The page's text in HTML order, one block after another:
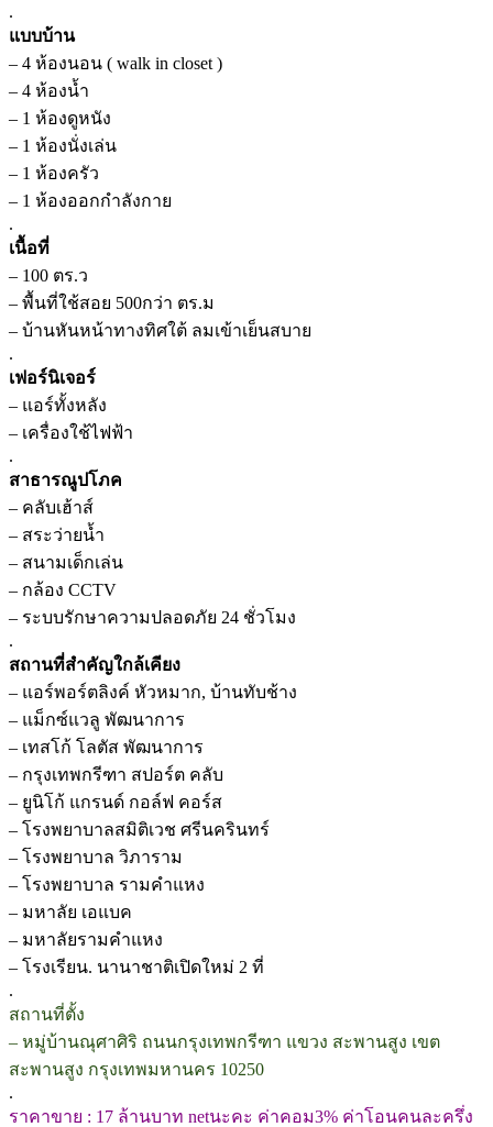
.
แบบบ้าน
– 4 ห้องนอน ( walk in closet )
– 4 ห้องน้ำ
– 1 ห้องดูหนัง
– 1 ห้องนั่งเล่น
– 1 ห้องครัว
– 1 ห้องออกกำลังกาย
.
เนื้อที่
– 100 ตร.ว
– พื้นที่ใช้สอย 500กว่า ตร.ม
– บ้านหันหน้าทางทิศใต้ ลมเข้าเย็นสบาย
.
เฟอร์นิเจอร์
– แอร์ทั้งหลัง
– เครื่องใช้ไฟฟ้า
.
สาธารณูปโภค
– คลับเฮ้าส์
– สระว่ายน้ำ
– สนามเด็กเล่น
– กล้อง CCTV
– ระบบรักษาความปลอดภัย 24 ชั่วโมง
.
สถานที่สำคัญใกล้เคียง
– แอร์พอร์ตลิงค์ หัวหมาก, บ้านทับช้าง
– แม็กซ์แวลู พัฒนาการ
– เทสโก้ โลตัส พัฒนาการ
– กรุงเทพกรีฑา สปอร์ต คลับ
– ยูนิโก้ แกรนด์ กอล์ฟ คอร์ส
– โรงพยาบาลสมิติเวช ศรีนครินทร์
– โรงพยาบาล วิภาราม
– โรงพยาบาล รามคำแหง
– มหาลัย เอแบค
– มหาลัยรามคำแหง
– โรงเรียน. นานาชาติเปิดใหม่ 2 ที่
.
สถานที่ตั้ง
– หมู่บ้านณุศาศิริ ถนนกรุงเทพกรีฑา แขวง สะพานสูง เขต
สะพานสูง กรุงเทพมหานคร 10250
.
ราคาขาย : 17 ล้านบาท netนะคะ ค่าคอม3% ค่าโอนคนละครึ่ง